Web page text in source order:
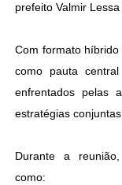
prefeito Valmir
Com formato
como pauta
enfrentados pelas
estratégias
Durante a
como: